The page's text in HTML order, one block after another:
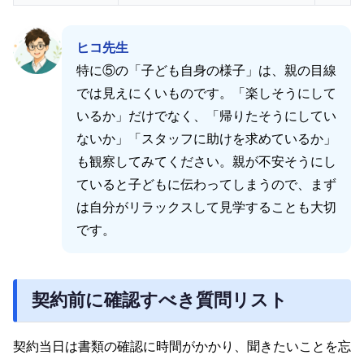
ヒコ先生
特に⑤の「子ども自身の様子」は、親の目線
では見えにくいものです。「楽しそうにして
いるか」だけでなく、「帰りたそうにしてい
ないか」「スタッフに助けを求めているか」
も観察してみてください。親が不安そうにし
ていると子どもに伝わってしまうので、まず
は自分がリラックスして見学することも大切
です。
契約前に確認すべき質問リスト
契約当日は書類の確認に時間がかかり、聞きたいことを忘